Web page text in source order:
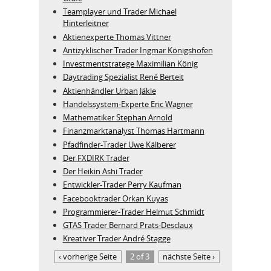
Teamplayer und Trader Michael
Hinterleitner
Aktienexperte Thomas Vittner
Antizyklischer Trader Ingmar Königshofen
Investmentstratege Maximilian König
Daytrading Spezialist René Berteit
Aktienhändler Urban Jäkle
Handelssystem-Experte Eric Wagner
Mathematiker Stephan Arnold
Finanzmarktanalyst Thomas Hartmann
Pfadfinder-Trader Uwe Kälberer
Der FXDIRK Trader
Der Heikin Ashi Trader
Entwickler-Trader Perry Kaufman
Facebooktrader Orkan Kuyas
Programmierer-Trader Helmut Schmidt
GTAS Trader Bernard Prats-Desclaux
Kreativer Trader André Stagge
‹ vorherige Seite
2 of 3 nächste Seite ›